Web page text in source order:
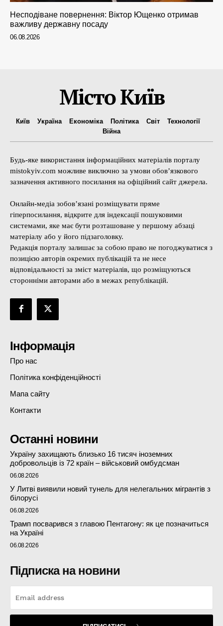
Несподіване повернення: Віктор Ющенко отримав
важливу державну посаду
06.08.2026
Місто Київ
Київ Україна Економіка Політика Світ
Технології
Війна
Будь-яке використання інформаційних матеріалів порталу
mistokyiv.com можливе виключно за умови обов’язкового
зазначення активного посилання на офіційний сайт джерела.
Онлайн-медіа зобов’язані розміщувати пряме
гіперпосилання, відкрите для індексації пошуковими
системами, яке має бути розташоване у першому абзаці
матеріалу або у його підзаголовку.
Редакція порталу залишає за собою право не погоджуватися з
позицією авторів окремих публікацій та не несе
відповідальності за зміст матеріалів, що розміщуються
сторонніми авторами або в межах републікацій.
Інформація
Про нас
Політика конфіденційності
Мапа сайту
Контакти
Останні новини
Україну захищають близько 16 тисяч іноземних
добровольців із 72 країн – військовий омбудсман
06.08.2026
У Литві виявили новий тунель для нелегальних мігрантів з
білорусі
06.08.2026
Трамп посварився з главою Пентагону: як це позначиться
на Україні
06.08.2026
Підписка на новини